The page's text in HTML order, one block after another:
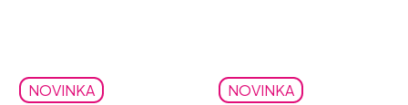
NOVINKA NOVINKA